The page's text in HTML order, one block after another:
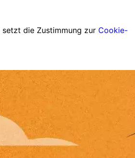
die Zustimmung zur Cookie-